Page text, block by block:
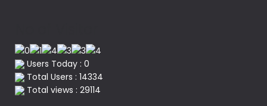
Users Today : 0
Total Users : 14334
Total views : 29114